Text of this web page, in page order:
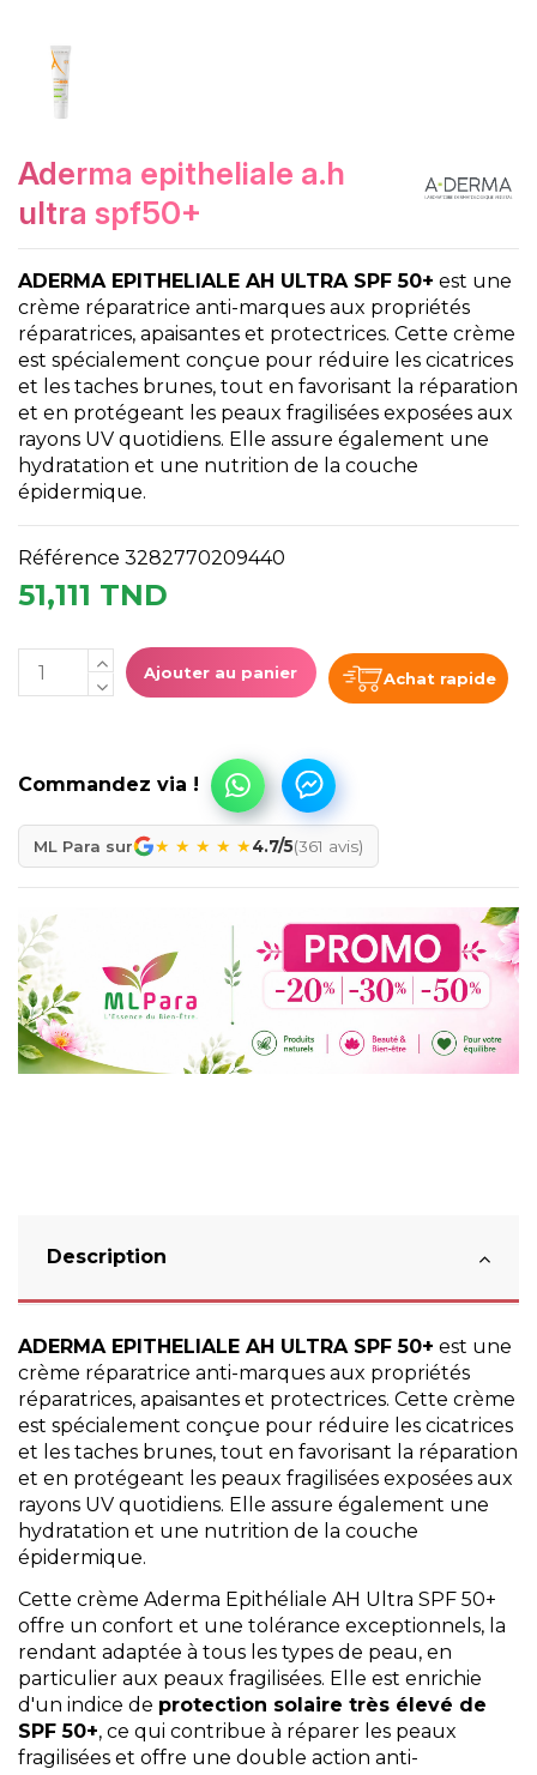
aderma epitheliale a.h
ultra spf50+
ADERMA EPITHELIALE AH ULTRA SPF 50+ est une
crème réparatrice anti-marques aux propriétés
réparatrices, apaisantes et protectrices. Cette crème
est spécialement conçue pour réduire les cicatrices
et les taches brunes, tout en favorisant la réparation
et en protégeant les peaux fragilisées exposées aux
rayons UV quotidiens. Elle assure également une
hydratation et une nutrition de la couche
épidermique.
Référence 3282770209440
51,111 TND
Ajouter au panier Achat rapide
ML Para sur ★ ★ ★ ★ ★4.7/5(361 avis)
Description
ADERMAEPITHELIALE AH ULTRA SPF 50+ est une
crème réparatrice anti-marques aux propriétés
réparatrices, apaisantes et protectrices. Cette crème
est spécialement conçue pour réduire les cicatrices
et les taches brunes, tout en favorisant la réparation
et en protégeant les peaux fragilisées exposées aux
rayons UV quotidiens. Elle assure également une
hydratation et une nutrition de la couche
épidermique.
Cette crème Aderma Epithéliale AH Ultra SPF 50+
offre un confort et une tolérance exceptionnels, la
rendant adaptée à tous les types de peau, en
particulier aux peaux fragilisées. Elle est enrichie
d'un indice de protection solaire très élevé de
SPF 50+, ce qui contribue à réparer les peaux
fragilisées et offre une double action anti-